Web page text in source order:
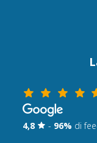
4,8 - 96% di